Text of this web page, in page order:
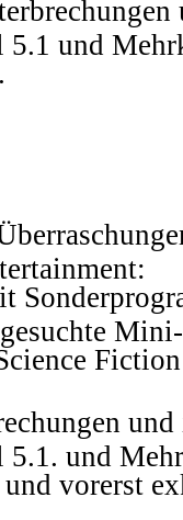
und
und
vorerst